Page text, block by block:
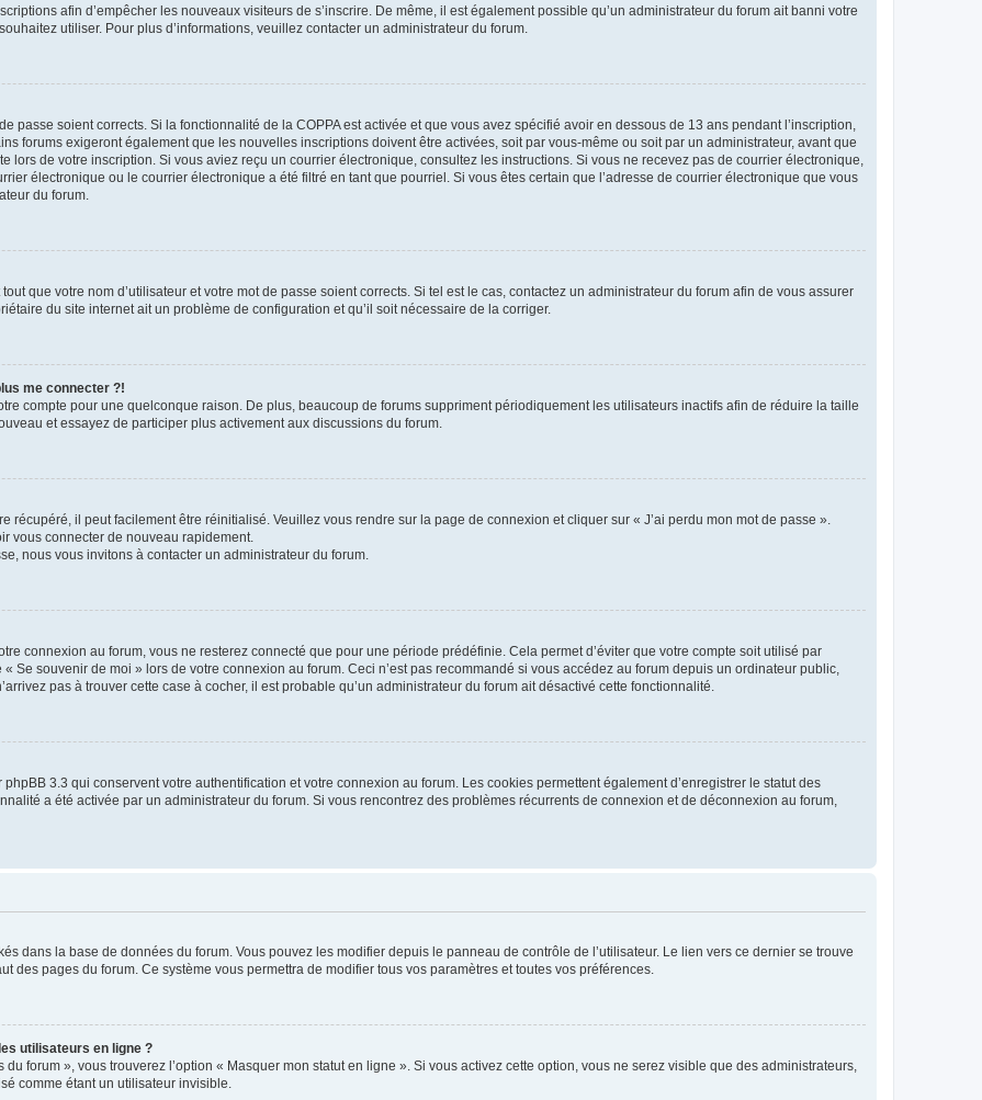
afin d’empêcher les nouveaux visiteurs de s’inscrire. De même, il est également possible qu’un administrateur du forum ait banni votre
utiliser. Pour plus d’informations, veuillez contacter un administrateur du forum.
passe soient corrects. Si la fonctionnalité de la COPPA est activée et que vous avez spécifié avoir en dessous de 13 ans pendant l’inscription,
forums exigeront également que les nouvelles inscriptions doivent être activées, soit par vous-même ou soit par un administrateur, avant que
lors de votre inscription. Si vous aviez reçu un courrier électronique, consultez les instructions. Si vous ne recevez pas de courrier électronique,
électronique ou le courrier électronique a été filtré en tant que pourriel. Si vous êtes certain que l’adresse de courrier électronique que vous
du forum.
que votre nom d’utilisateur et votre mot de passe soient corrects. Si tel est le cas, contactez un administrateur du forum afin de vous assurer
du site internet ait un problème de configuration et qu’il soit nécessaire de la corriger.
me connecter ?!
compte pour une quelconque raison. De plus, beaucoup de forums suppriment périodiquement les utilisateurs inactifs afin de réduire la taille
et essayez de participer plus activement aux discussions du forum.
récupéré, il peut facilement être réinitialisé. Veuillez vous rendre sur la page de connexion et cliquer sur « J’ai perdu mon mot de passe ».
vous connecter de nouveau rapidement.
nous vous invitons à contacter un administrateur du forum.
connexion au forum, vous ne resterez connecté que pour une période prédéfinie. Cela permet d’éviter que votre compte soit utilisé par
Se souvenir de moi » lors de votre connexion au forum. Ceci n’est pas recommandé si vous accédez au forum depuis un ordinateur public,
pas à trouver cette case à cocher, il est probable qu’un administrateur du forum ait désactivé cette fonctionnalité.
3.3 qui conservent votre authentification et votre connexion au forum. Les cookies permettent également d’enregistrer le statut des
a été activée par un administrateur du forum. Si vous rencontrez des problèmes récurrents de connexion et de déconnexion au forum,
dans la base de données du forum. Vous pouvez les modifier depuis le panneau de contrôle de l’utilisateur. Le lien vers ce dernier se trouve
des pages du forum. Ce système vous permettra de modifier tous vos paramètres et toutes vos préférences.
utilisateurs en ligne ?
forum », vous trouverez l’option « Masquer mon statut en ligne ». Si vous activez cette option, vous ne serez visible que des administrateurs,
comme étant un utilisateur invisible.